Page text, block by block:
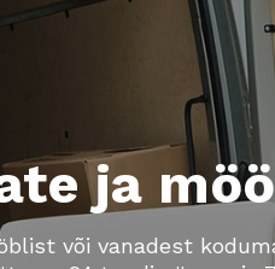
ja
või vanadest